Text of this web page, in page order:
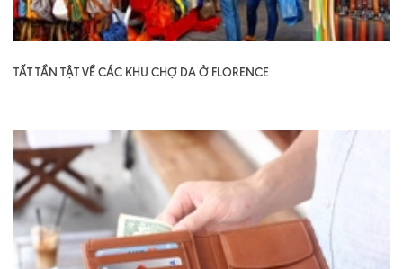
TẤT TẦN TẬT VỀ CÁC KHU CHỢ DA Ở FLORENCE